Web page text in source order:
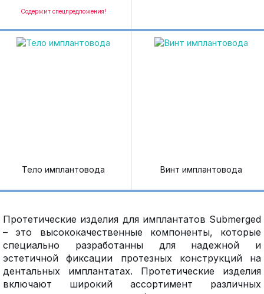
Содержит спецпредложения!
Тело имплантовода Винт имплантовода
Протетические изделия для имплантатов Submerged
– это высококачественные компоненты, которые
специально разработанны для надежной и
эстетичной фиксации протезных конструкций на
дентальных имплантатах. Протетические изделия
включают широкий ассортимент различных